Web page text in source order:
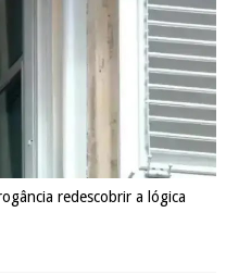
redescobrir a lógica